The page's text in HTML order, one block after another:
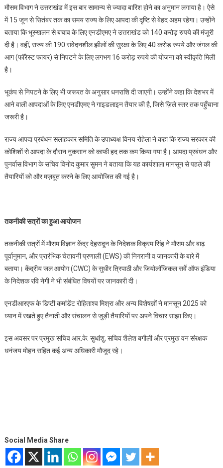
मौसम विभाग ने उत्तराखंड में इस बार सामान्य से ज्यादा बारिश होने का अनुमान लगाया है। ऐसे
में 15 जून से सितंबर तक का समय राज्य के लिए आपदा की दृष्टि से बेहद अहम रहेगा। उन्होंने
बताया कि भूस्खलन से बचाव के लिए एनडीएमए ने उत्तराखंड को 140 करोड़ रुपये की मंजूरी
दी है। वहीं, राज्य की 190 संवेदनशील झीलों की सुरक्षा के लिए 40 करोड़ रुपये और जंगल की
आग (फॉरेस्ट फायर) से निपटने के लिए लगभग 16 करोड़ रुपये की योजना को स्वीकृति मिली
है।
भूकंप से निपटने के लिए भी जरूरत के अनुसार धनराशि दी जाएगी। उन्होंने कहा कि देशभर में
आने वाली आपदाओं के लिए एनडीएमए ने गाइडलाइन तैयार की है, जिसे ज़िले स्तर तक पहुँचाना
जरूरी है।
राज्य आपदा प्रबंधन सलाहकार समिति के उपाध्यक्ष विनय रोहेला ने कहा कि राज्य सरकार की
कोशिशों से आपदा के दौरान नुकसान को काफी हद तक कम किया गया है। आपदा प्रबंधन और
पुनर्वास विभाग के सचिव विनोद कुमार सुमन ने बताया कि यह कार्यशाला मानसून से पहले की
तैयारियों को और मज़बूत करने के लिए आयोजित की गई है।
तकनीकी सत्रों का हुआ आयोजन
तकनीकी सत्रों में मौसम विज्ञान केंद्र देहरादून के निदेशक विक्रम सिंह ने मौसम और बाढ़
पूर्वानुमान, और प्रारंभिक चेतावनी प्रणाली (EWS) की निगरानी व जानकारी के बारे में
बताया। केंद्रीय जल आयोग (CWC) के सुधीर त्रिपाठी और जियोलॉजिकल सर्वे ऑफ इंडिया
के निदेशक रवि नेगी ने भी संबंधित विषयों पर जानकारी दी।
एनडीआरएफ के डिप्टी कमांडेंट रोहिताश्व मिश्रा और अन्य विशेषज्ञों ने मानसून 2025 को
ध्यान में रखते हुए तैनाती और संचालन से जुड़ी तैयारियों पर अपने विचार साझा किए।
इस अवसर पर प्रमुख सचिव आर.के. सुधांशु, सचिव शैलेश बगौली और प्रमुख वन संरक्षक
धनंजय मोहन सहित कई अन्य अधिकारी मौजूद रहे।
Social Media Share